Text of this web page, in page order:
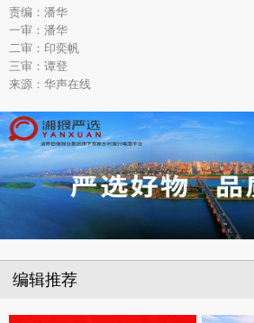
责编：潘华
一审：潘华
二审：印奕帆
三审：谭登
来源：华声在线
编辑推荐